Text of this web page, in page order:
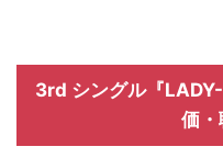
3rd シングル『
価・